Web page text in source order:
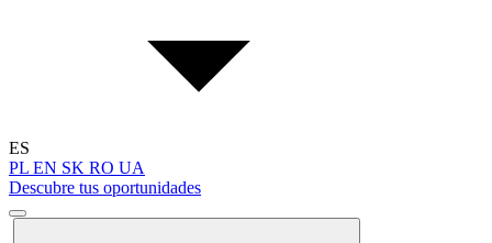
ES
PL EN SK RO UA
Descubre tus oportunidades